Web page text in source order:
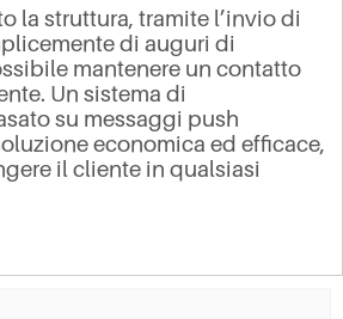
la struttura, tramite l’invio di
di auguri di
mantenere un contatto
Un sistema di
su messaggi push
economica ed efficace,
il cliente in qualsiasi